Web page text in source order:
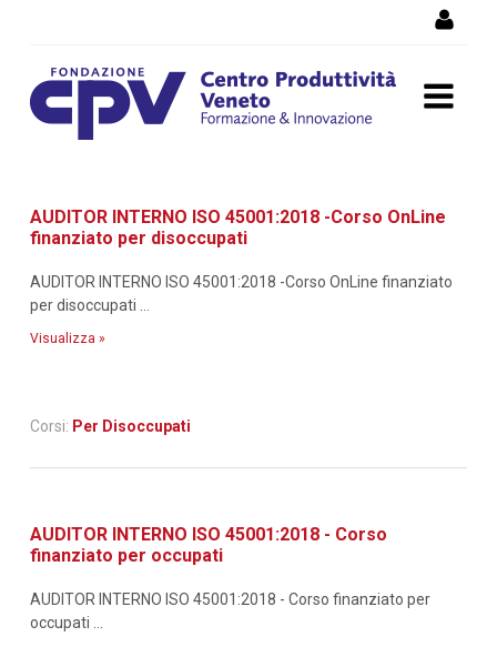
formazione
AUDITOR INTERNO ISO 45001:2018 -Corso OnLine
finanziato per disoccupati
AUDITOR INTERNO ISO 45001:2018 -Corso OnLine finanziato
per disoccupati ...
Visualizza »
Corsi: Per Disoccupati
AUDITOR INTERNO ISO 45001:2018 - Corso
finanziato per occupati
AUDITOR INTERNO ISO 45001:2018 - Corso finanziato per
occupati ...